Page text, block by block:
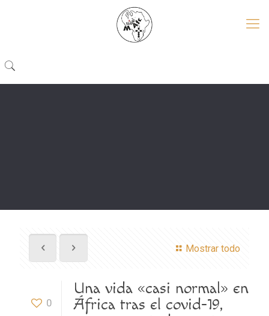
Mostrar todo
0
Una vida «casi normal» en
África tras el covid-19,